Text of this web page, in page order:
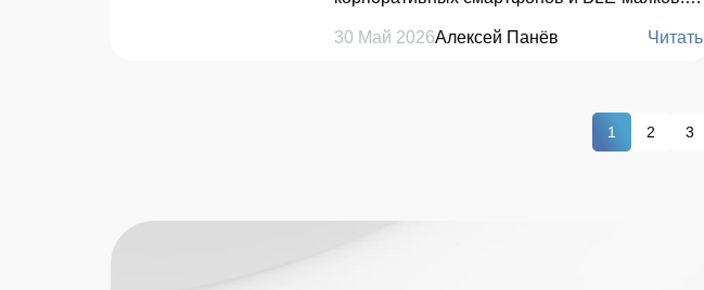
"Навигационных решений" для обеспечения
30 Май 2026Алексей Панёв Читать
1 2 3